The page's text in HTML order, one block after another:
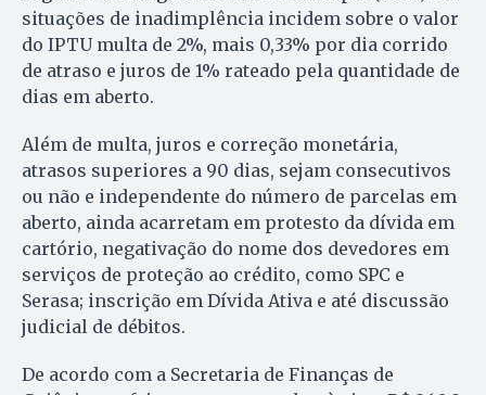
situações de inadimplência incidem sobre o valor
do IPTU multa de 2%, mais 0,33% por dia corrido
de atraso e juros de 1% rateado pela quantidade de
dias em aberto.
Além de multa, juros e correção monetária,
atrasos superiores a 90 dias, sejam consecutivos
ou não e independente do número de parcelas em
aberto, ainda acarretam em protesto da dívida em
cartório, negativação do nome dos devedores em
serviços de proteção ao crédito, como SPC e
Serasa; inscrição em Dívida Ativa e até discussão
judicial de débitos.
De acordo com a Secretaria de Finanças de